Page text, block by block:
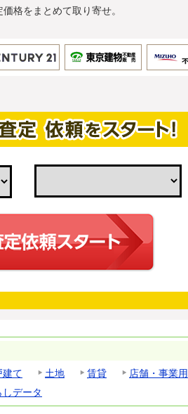
価格をまとめて取り寄せ。
建て 土地 賃貸 店舗・事業用
しデータ